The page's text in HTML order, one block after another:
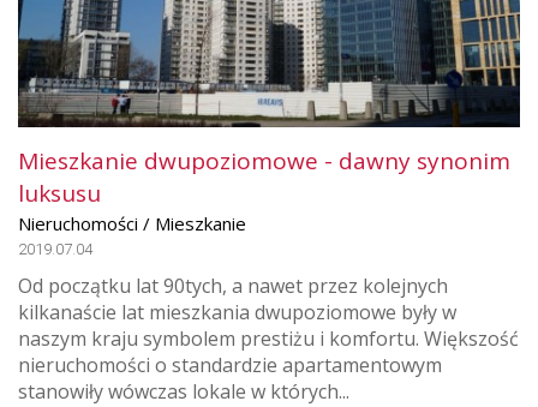
Mieszkanie dwupoziomowe - dawny synonim
luksusu
Nieruchomości / Mieszkanie
2019.07.04
Od początku lat 90tych, a nawet przez kolejnych
kilkanaście lat mieszkania dwupoziomowe były w
naszym kraju symbolem prestiżu i komfortu. Większość
nieruchomości o standardzie apartamentowym
stanowiły wówczas lokale w których...